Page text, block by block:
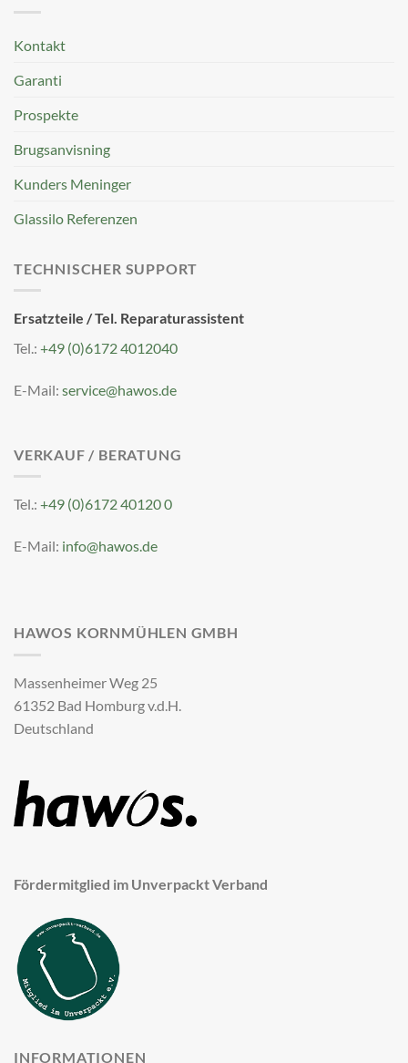
Kontakt
Garanti
Prospekte
Brugsanvisning
Kunders Meninger
Glassilo Referenzen
TECHNISCHER SUPPORT
Ersatzteile / Tel. Reparaturassistent
Tel.: +49 (0)6172 4012040
E-Mail: service@hawos.de
VERKAUF / BERATUNG
Tel.: +49 (0)6172 40120 0
E-Mail: info@hawos.de
HAWOS KORNMÜHLEN GMBH
Massenheimer Weg 25
61352 Bad Homburg v.d.H.
Deutschland
Fördermitglied im Unverpackt Verband
INFORMATIONEN